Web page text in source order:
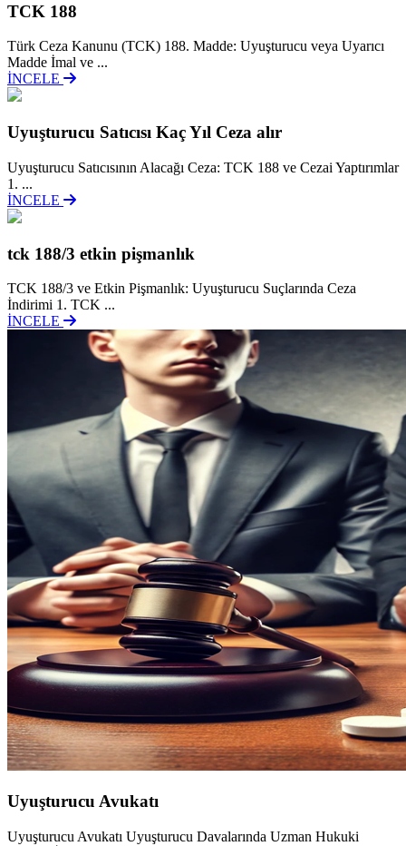
TCK 188
Türk Ceza Kanunu (TCK) 188. Madde: Uyuşturucu veya Uyarıcı
Madde İmal ve ...
İNCELE
Uyuşturucu Satıcısı Kaç Yıl Ceza alır
Uyuşturucu Satıcısının Alacağı Ceza: TCK 188 ve Cezai Yaptırımlar
1. ...
İNCELE
tck 188/3 etkin pişmanlık
TCK 188/3 ve Etkin Pişmanlık: Uyuşturucu Suçlarında Ceza
İndirimi 1. TCK ...
İNCELE
Uyuşturucu Avukatı
Uyuşturucu Avukatı Uyuşturucu Davalarında Uzman Hukuki